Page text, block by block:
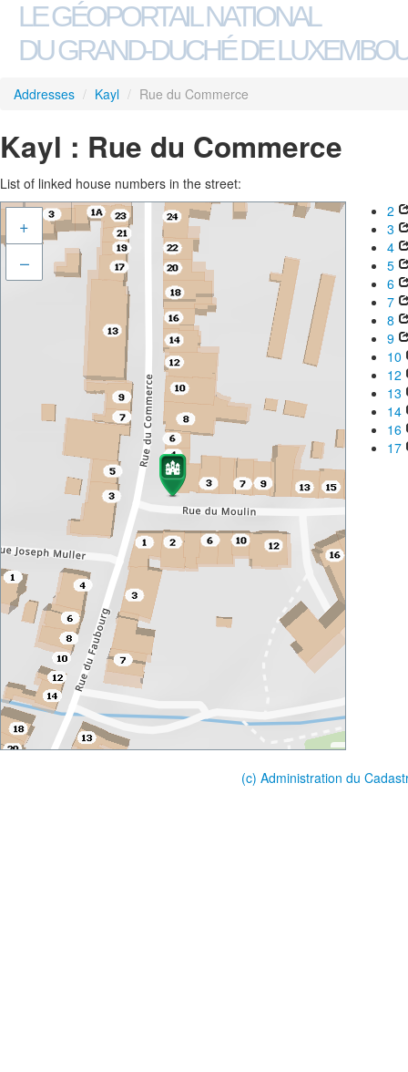
LE GÉOPORTAIL NATIONAL
DU GRAND-DUCHÉ DE
Addresses / Kayl / Rue du Commerce
Kayl : Rue du Commerce
List of linked house numbers in the street:
+
–
2
3
4
5
6
7
8
9
10
12
13
14
16
17
(c) Administration du